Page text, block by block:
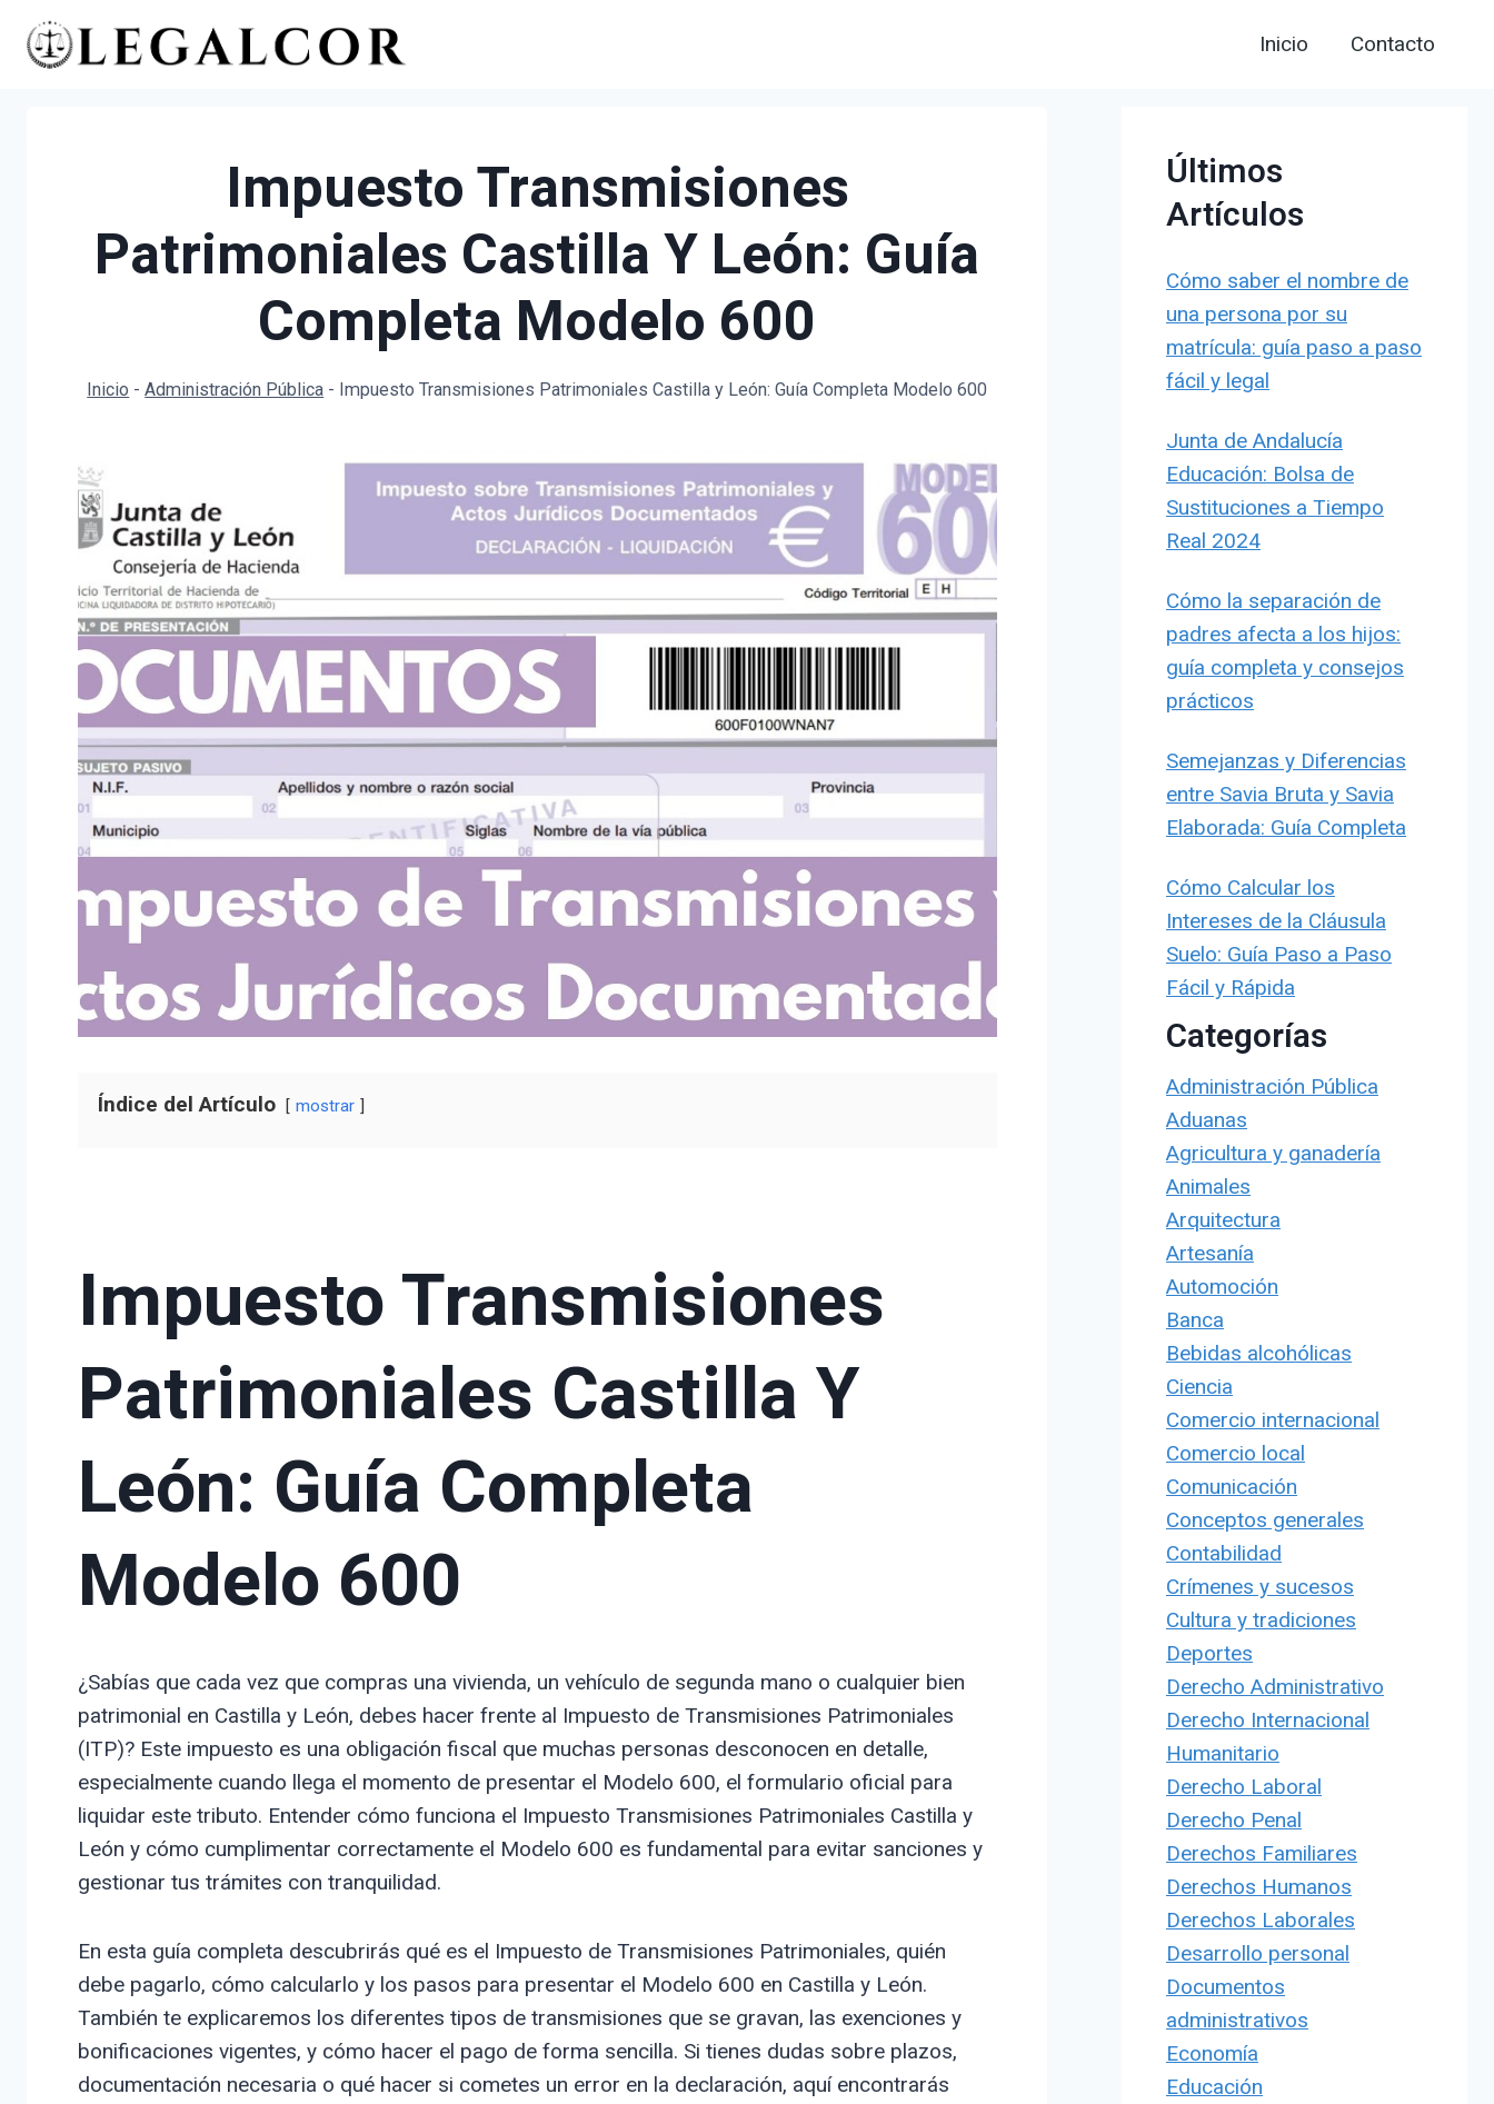
Saltar
Inicio Contacto
Impuesto Transmisiones
Patrimoniales Castilla Y León: Guía
Completa Modelo 600
Inicio -Administración Pública - Impuesto Transmisiones Patrimoniales Castilla y León: Guía Completa Modelo 600
Índice del Artículo mostrar
Impuesto Transmisiones
Patrimoniales Castilla Y
León: Guía Completa
Modelo 600
¿Sabías que cada vez que compras una vivienda, un vehículo de segunda mano o cualquier bien
patrimonial en Castilla y León, debes hacer frente al Impuesto de Transmisiones Patrimoniales
(ITP)? Este impuesto es una obligación fiscal que muchas personas desconocen en detalle,
especialmente cuando llega el momento de presentar el Modelo 600, el formulario oficial para
liquidar este tributo. Entender cómo funciona el Impuesto Transmisiones Patrimoniales Castilla y
León y cómo cumplimentar correctamente el Modelo 600 es fundamental para evitar sanciones y
gestionar tus trámites con tranquilidad.
En esta guía completa descubrirás qué es el Impuesto de Transmisiones Patrimoniales, quién
debe pagarlo, cómo calcularlo y los pasos para presentar el Modelo 600 en Castilla y León.
También te explicaremos los diferentes tipos de transmisiones que se gravan, las exenciones y
bonificaciones vigentes, y cómo hacer el pago de forma sencilla. Si tienes dudas sobre plazos,
documentación necesaria o qué hacer si cometes un error en la declaración, aquí encontrarás
Últimos
Artículos
Cómo saber el nombre de
una persona por su
matrícula: guía paso a paso
fácil y legal
Junta de Andalucía
Educación: Bolsa de
Sustituciones a Tiempo
Real 2024
Cómo la separación de
padres afecta a los hijos:
guía completa y consejos
prácticos
Semejanzas y Diferencias
entre Savia Bruta y Savia
Elaborada: Guía Completa
Cómo Calcular los
Intereses de la Cláusula
Suelo: Guía Paso a Paso
Fácil y Rápida
Categorías
Administración Pública
Aduanas
Agricultura y ganadería
Animales
Arquitectura
Artesanía
Automoción
Banca
Bebidas alcohólicas
Ciencia
Comercio internacional
Comercio local
Comunicación
Conceptos generales
Contabilidad
Crímenes y sucesos
Cultura y tradiciones
Deportes
Derecho Administrativo
Derecho Internacional
Humanitario
Derecho Laboral
Derecho Penal
Derechos Familiares
Derechos Humanos
Derechos Laborales
Desarrollo personal
Documentos
administrativos
Economía
Educación